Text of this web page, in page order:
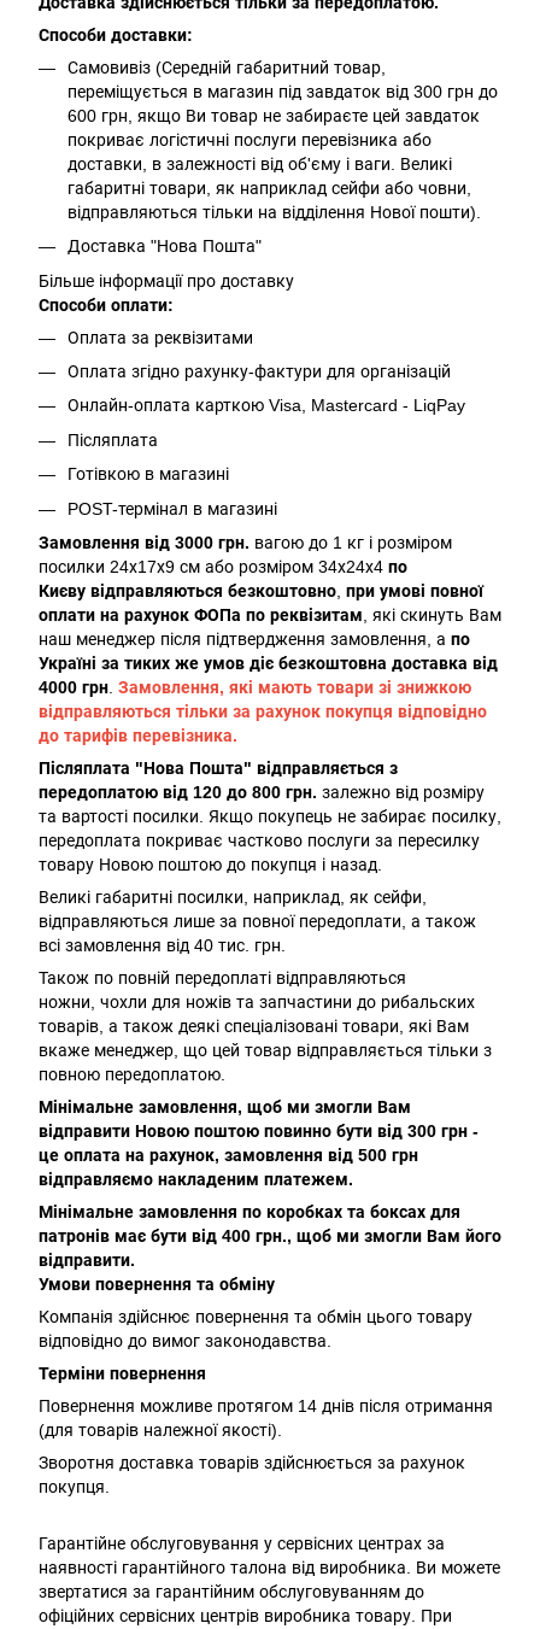
Способи доставки:
Самовивіз (Середній габаритний товар,
переміщується в магазин під завдаток від 300 грн до
600 грн, якщо Ви товар не забираєте цей завдаток
покриває логістичні послуги перевізника або
доставки, в залежності від об'єму і ваги. Великі
габаритні товари, як наприклад сейфи або човни,
відправляються тільки на відділення Нової пошти).
Доставка "Нова Пошта"
Більше інформації про доставку
Способи оплати:
Оплата за реквізитами
Оплата згідно рахунку-фактури для організацій
Онлайн-оплата карткою Visa, Mastercard - LiqPay
Післяплата
Готівкою в магазині
POST-термінал в магазині
Замовлення від 3000 грн. вагою до 1 кг і розміром
посилки 24х17х9 см або розміром 34х24х4 по
Києву відправляються безкоштовно при умові повної
оплати на рахунок ФОПа по реквізитам , які скинуть Вам
наш менеджер після підтвердження замовлення, а по
Україні за тиких же умов діє безкоштовна доставка від
4000 грн Замовлення, які мають товари зі знижкою
відправляються тільки за рахунок покупця відповідно
до тарифів перевізника.
Післяплата "Нова Пошта" відправляється з
передоплатою від 120 до 800 грн. залежно від розміру
та вартості посилки. Якщо покупець не забирає посилку,
передоплата покриває частково послуги за пересилку
товару Новою поштою до покупця і назад.
Великі габаритні посилки, наприклад, як сейфи,
відправляються лише за повної передоплати, а також
всі замовлення від 40 тис. грн.
Також по повній передоплаті відправляються
ножни, чохли для ножів та запчастини до рибальских
товарів, а також деякі спеціалізовані товари, які Вам
вкаже менеджер, що цей товар відправляється тільки з
повною передоплатою.
Мінімальне замовлення, щоб ми змогли Вам
відправити Новою поштою повинно бути від 300 грн -
це оплата на рахунок, замовлення від 500 грн
відправляємо накладеним платежем.
Мінімальне замовлення по коробках та боксах для
патронів має бути від 400 грн., щоб ми змогли Вам його
відправити.
Умови повернення та обміну
Компанія здійснює повернення та обмін цього товару
відповідно до вимог законодавства.
Терміни повернення
Повернення можливе протягом 14 днів після отримання
(для товарів належної якості).
Зворотня доставка товарів здійснюється за рахунок
покупця.
Гарантійне обслуговування у сервісних центрах за
наявності гарантійного талона від виробника. Ви можете
звертатися за гарантійним обслуговуванням до
офіційних сервісних центрів виробника товару. При